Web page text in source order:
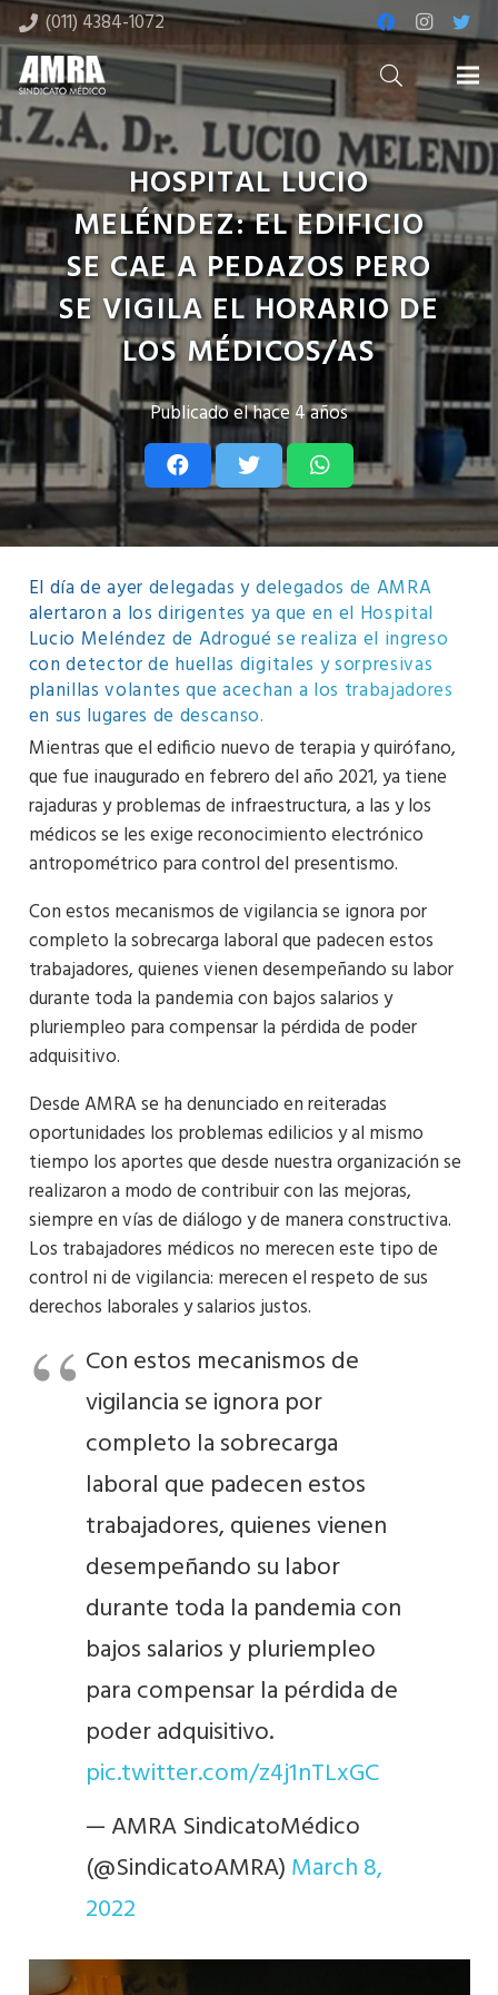
(011) 4384-1072
HOSPITAL LUCIO
MELÉNDEZ: EL EDIFICIO
SE CAE A PEDAZOS PERO
SE VIGILA EL HORARIO DE
LOS MÉDICOS/AS
Publicado elhace 4 años
El día de ayer delegadas y delegados de AMRA
alertaron a los dirigentes ya que en el Hospital
Lucio Meléndez de Adrogué se realiza el ingreso
con detector de huellas digitales y sorpresivas
planillas volantes que acechan a los trabajadores
en sus lugares de descanso.
Mientras que el edificio nuevo de terapia y quirófano,
que fue inaugurado en febrero del año 2021, ya tiene
rajaduras y problemas de infraestructura, a las y los
médicos se les exige reconocimiento electrónico
antropométrico para control del presentismo.
Con estos mecanismos de vigilancia se ignora por
completo la sobrecarga laboral que padecen estos
trabajadores, quienes vienen desempeñando su labor
durante toda la pandemia con bajos salarios y
pluriempleo para compensar la pérdida de poder
adquisitivo.
Desde AMRA se ha denunciado en reiteradas
oportunidades los problemas edilicios y al mismo
tiempo los aportes que desde nuestra organización se
realizaron a modo de contribuir con las mejoras,
siempre en vías de diálogo y de manera constructiva.
Los trabajadores médicos no merecen este tipo de
control ni de vigilancia: merecen el respeto de sus
derechos laborales y salarios justos.
Con estos mecanismos de
vigilancia se ignora por
completo la sobrecarga
laboral que padecen estos
trabajadores, quienes vienen
desempeñando su labor
durante toda la pandemia con
bajos salarios y pluriempleo
para compensar la pérdida de
poder adquisitivo.
pic.twitter.com/z4j1nTLxGC
— AMRA SindicatoMédico
(@SindicatoAMRA) March 8,
2022